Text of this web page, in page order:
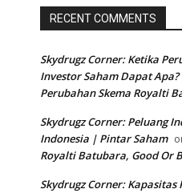
RECENT COMMENTS
Skydrugz Corner: Ketika
Investor Saham Dapat
Perubahan Skema Royalti
Skydrugz Corner: Peluang
Indonesia | Pintar Saham
Royalti Batubara, Good Or
Skydrugz Corner: Kapasitas